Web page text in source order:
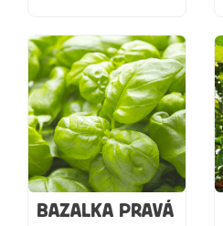
BAZALKA PRAVÁ